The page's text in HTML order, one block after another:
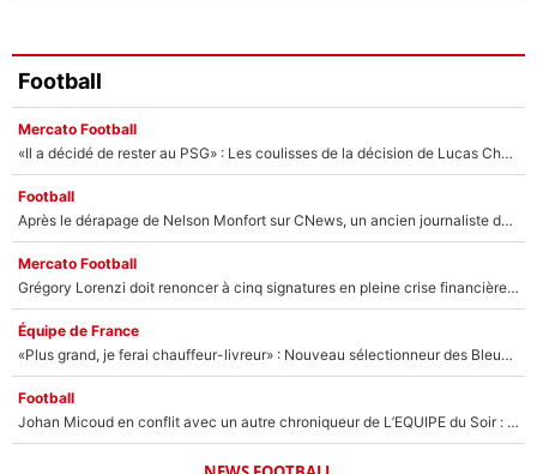
Football
Mercato Football
«Il a décidé de rester au PSG» : Les coulisses de la décision de Lucas Chevalier pour son transfert
Football
Après le dérapage de Nelson Monfort sur CNews, un ancien journaliste de France Télévisions relance la polémique sur les incendies en Gironde
Mercato Football
Grégory Lorenzi doit renoncer à cinq signatures en pleine crise financière : L’IA propose sept noms à l’OM pour un mercato réussi... à seulement 5M€ !
Équipe de France
«Plus grand, je ferai chauffeur-livreur» : Nouveau sélectionneur des Bleus, Zinédine Zidane s’était imaginé un avenir très différent lorsqu'il était enfant
Football
Johan Micoud en conflit avec un autre chroniqueur de L’EQUIPE du Soir : «Pendant un moment, je ne les ai pas remis ensemble dans l'émission»